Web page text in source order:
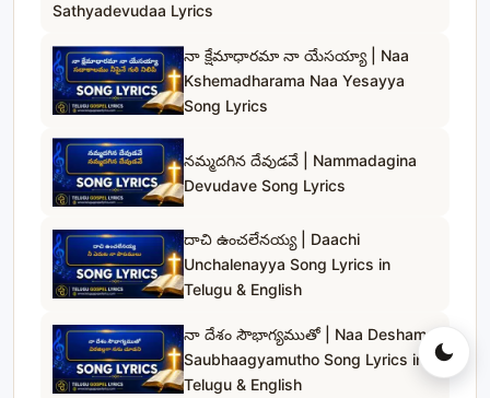
Sathyadevudaa Lyrics
నా క్షేమాధారమా నా యేసయ్యా | Naa
Kshemadharama Naa Yesayya
Song Lyrics
నమ్మదగిన దేవుడవే | Nammadagina
Devudave Song Lyrics
దాచి ఉంచలేనయ్య | Daachi
Unchalenayya Song Lyrics in
Telugu & English
నా దేశం సౌభాగ్యముతో | Naa Desham
Saubhaagyamutho Song Lyrics in
Telugu & English